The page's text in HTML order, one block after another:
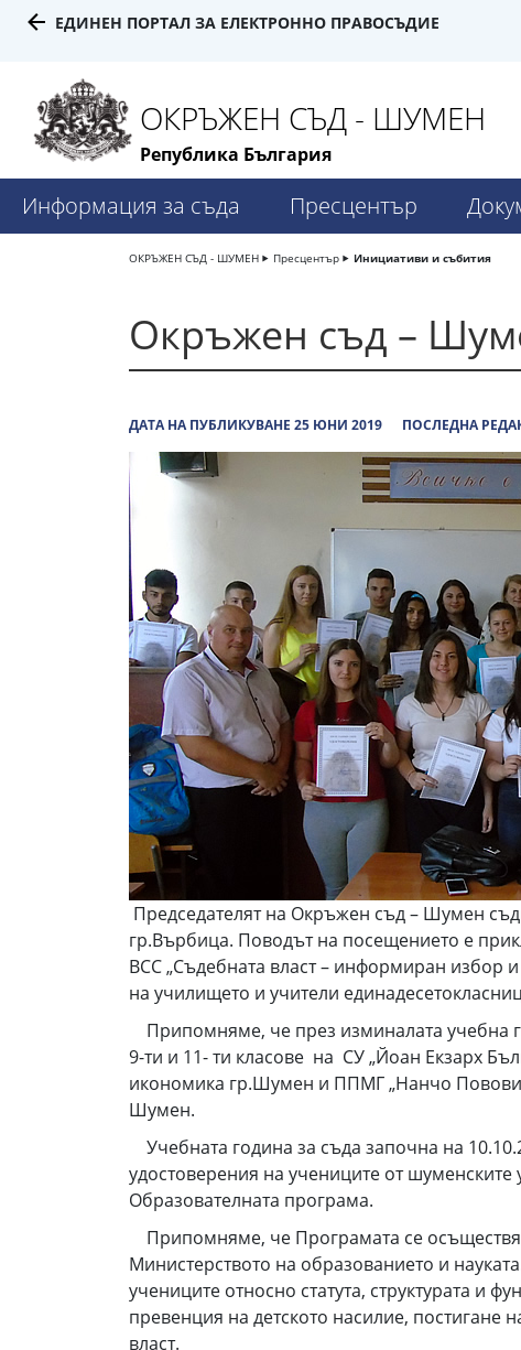
ЕДИНЕН ПОРТАЛ ЗА ЕЛЕКТРОННО ПРАВОСЪДИЕ
ОКРЪЖЕН СЪД - ШУМЕН
Република България
Информация за съда Пресцентър
ОКРЪЖЕН СЪД - ШУМЕН Пресцентър Инициативи и събития
Окръжен съд –
ДАТА НА ПУБЛИКУВАНЕ 25 ЮНИ 2019 ПОСЛЕДНА
Председателят на Окръжен съд – Шумен
гр.Върбица. Поводът на посещението е
ВСС „Съдебната власт – информиран избор
на училището и учители
Припомняме, че през изминалата учебна
9-ти и 11- ти класове на СУ „Йоан Екзарх
икономика гр.Шумен и ППМГ „Нанчо
Шумен.
Учебната година за съда започна на
удостоверения на учениците от
Образователната програма.
Припомняме, че Програмата се
Министерството на образованието и
учениците относно статута, структурата и
превенция на детското насилие,
власт.